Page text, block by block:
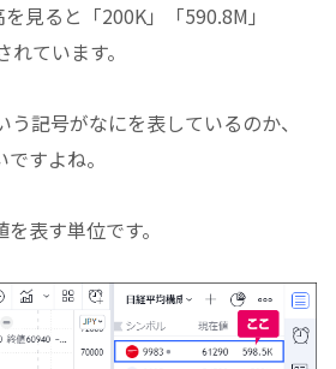
見ると「200K」「590.8M」
れています。
う記号がなにを表しているのか、
すよね。
表す単位です。